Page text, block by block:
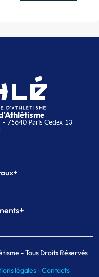
75640 Paris Cedex 13
+
+
indoor
Paris- Tous Droits Réservés
légales -Contacts